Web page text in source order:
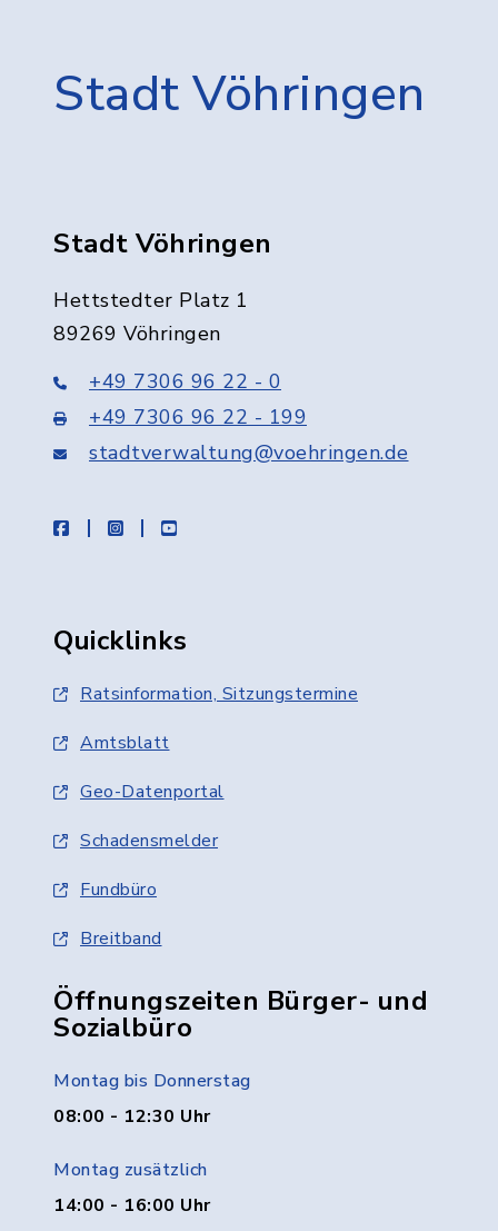
Stadt Vöhringen
Stadt Vöhringen
Hettstedter Platz 1
89269 Vöhringen
+49 7306 96 22 - 0
+49 7306 96 22 - 199
stadtverwaltung@voehringen.de
facebookinstagramyoutube
Quicklinks
Ratsinformation, Sitzungstermine
Amtsblatt
Geo-Datenportal
Schadensmelder
Fundbüro
Breitband
Öffnungszeiten Bürger- und
Sozialbüro
Montag bis Donnerstag
08:00 - 12:30 Uhr
Montag zusätzlich
14:00 - 16:00 Uhr